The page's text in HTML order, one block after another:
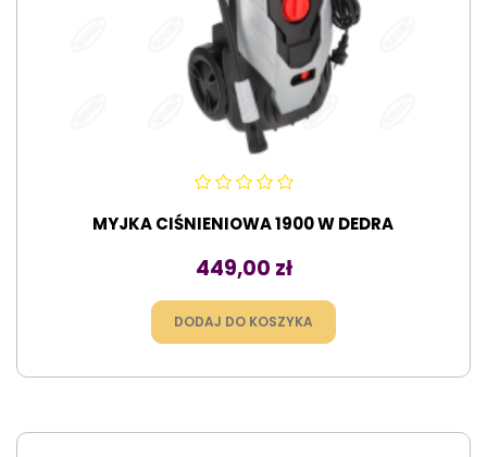
MYJKA CIŚNIENIOWA 1900 W DEDRA
Cena
449,00 zł
DODAJ DO KOSZYKA